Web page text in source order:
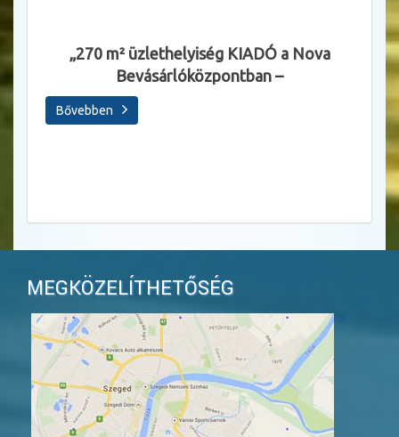
„270 m² üzlethelyiség KIADÓ a Nova
Bevásárlóközpontban –
Bővebben
MEGKÖZELÍTHETŐSÉG
>